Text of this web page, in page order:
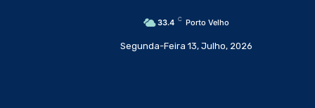
33.4 C Porto Velho
Segunda-Feira 13, Julho, 2026